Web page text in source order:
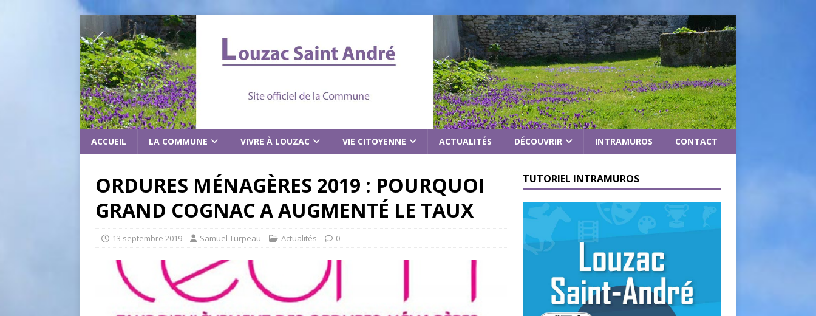
ACCUEIL LA COMMUNE VIVRE À LOUZAC VIE CITOYENNE ACTUALITÉS DÉCOUVRIR INTRAMUROS CONTACT
ORDURES MÉNAGÈRES 2019 : POURQUOI
GRAND COGNAC A AUGMENTÉ LE TAUX
13 septembre 2019 Samuel Turpeau Actualités 0
TUTORIEL INTRAMUROS